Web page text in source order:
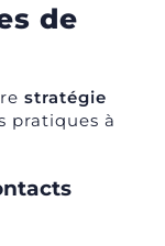
de
stratégie
pratiques à